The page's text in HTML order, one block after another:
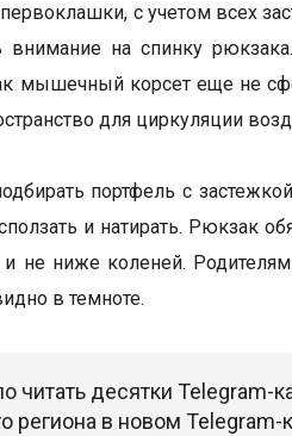
с учетом всех
внимание на спинку
мышечный корсет еще не
для циркуляции
портфель с
и натирать. Рюкзак
не ниже коленей.
в темноте.
читать десятки
региона в новом